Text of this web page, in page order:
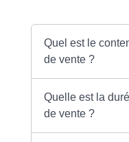
Quel est le
de vente ?
Quelle est la
de vente ?